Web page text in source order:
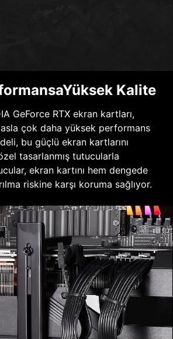
Kalite
GeForce RTX ekran kartları,
çok daha yüksek performans
bu güçlü ekran kartlarını
tasarlanmış tutucularla
ekran kartını hem dengede
riskine karşı koruma sağlıyor.